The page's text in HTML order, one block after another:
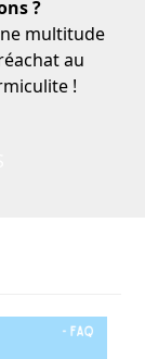
?
multitude
au
!